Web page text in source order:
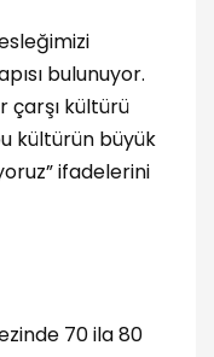
bulunuyor.
çarşı kültürü
kültürün büyük
ifadelerini
70 ila 80